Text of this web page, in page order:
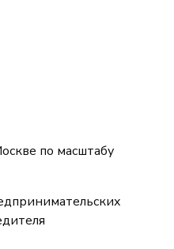
по масштабу